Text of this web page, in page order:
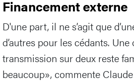
Financement externe
D'une part, il ne s’agit que
d’autres pour les cédants.
transmission sur deux reste
beaucoup», commente